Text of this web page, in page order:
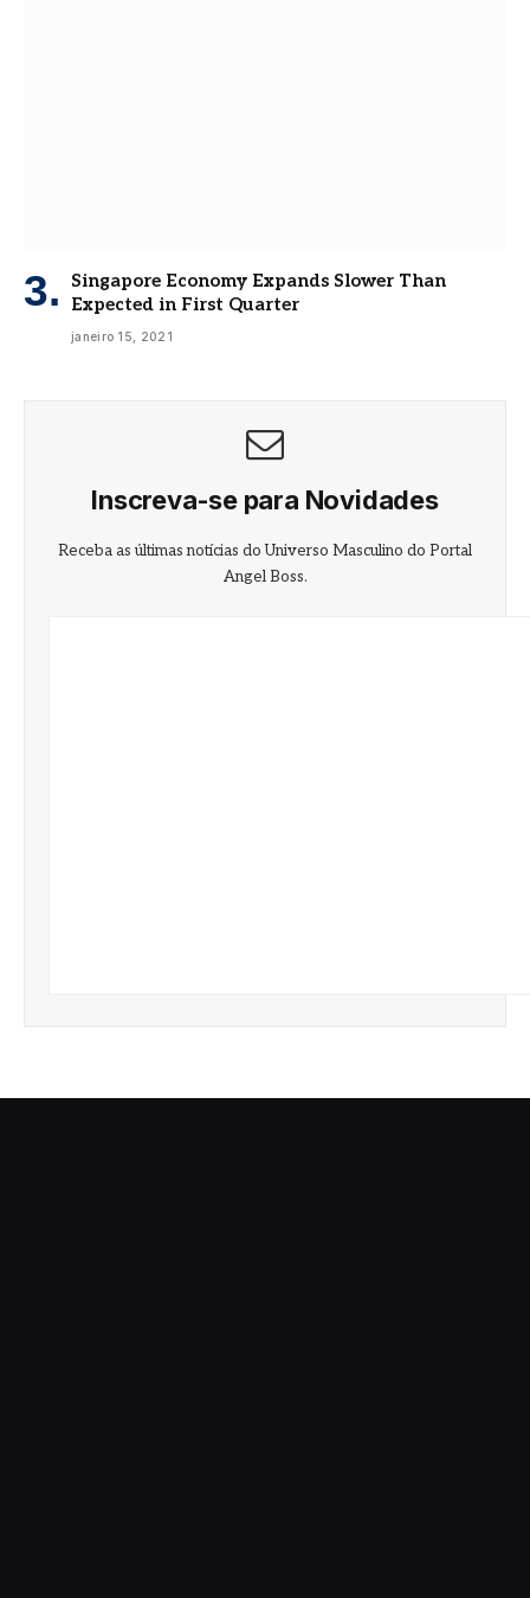
Singapore Economy Expands Slower Than
Expected in First Quarter
janeiro 15, 2021
Inscreva-se para Novidades
Receba as últimas notícias do Universo Masculino do Portal
Angel Boss.